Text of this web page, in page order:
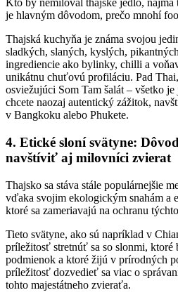
Kto by nemiloval thajské jedlo,
je hlavným dôvodom, prečo mnohí
Thajská kuchyňa je známa svojou
sladkých, slaných, kyslých,
ingrediencie ako bylinky, chilli a
unikátnu chuťovú profiláciu. Pad
osviežujúci Som Tam šalát – všetko
chcete naozaj autentický zážitok,
v Bangkoku alebo Phukete.
4. Etické sloní svätyne:
navštíviť aj milovníci zvierat
Thajsko sa stáva stále populárnejšie
vďaka svojim ekologickým snahám a
ktoré sa zameriavajú na ochranu
Tieto svätyne, ako sú napríklad v
príležitosť stretnúť sa so slonmi, ktoré
podmienok a ktoré žijú v prírodných
príležitosť dozvedieť sa viac o
tohto majestátneho zvieraťa.